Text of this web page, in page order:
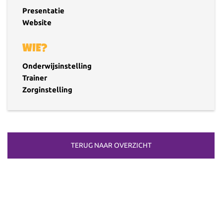
Presentatie
Website
WIE?
Onderwijsinstelling
Trainer
Zorginstelling
TERUG NAAR OVERZICHT